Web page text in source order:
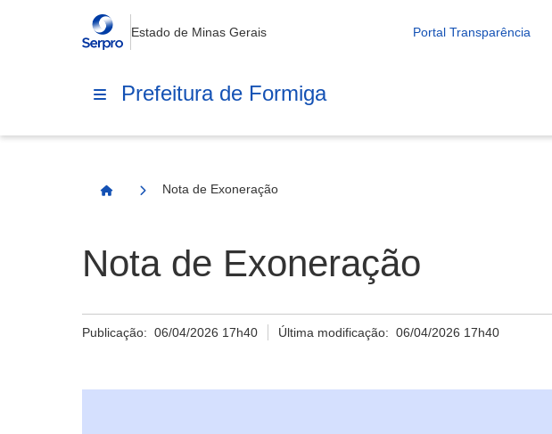
Estado de Minas Gerais Portal Transparência
Prefeitura de Formiga
Página Inicial
Nota de Exoneração
Nota de Exoneração
Publicação: 06/04/2026 17h40 Última modificação:06/04/2026 17h40